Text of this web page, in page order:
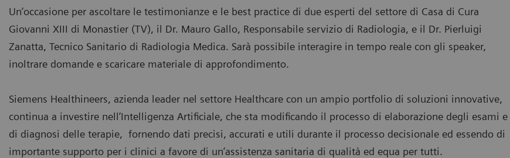
Un’occasione per ascoltare le testimonianze e le best practice di due esperti del settore di Casa di Cura
Giovanni XIII di Monastier (TV), il Dr. Mauro Gallo, Responsabile servizio di Radiologia, e il Dr. Pierluigi
Zanatta, Tecnico Sanitario di Radiologia Medica. Sarà possibile interagire in tempo reale con gli speaker,
inoltrare domande e scaricare materiale di approfondimento.
Siemens Healthineers, azienda leader nel settore Healthcare con un ampio portfolio di soluzioni innovative,
continua a investire nell’Intelligenza Artificiale, che sta modificando il processo di elaborazione degli esami e
di diagnosi delle terapie, fornendo dati precisi, accurati e utili durante il processo decisionale ed essendo di
importante supporto per i clinici a favore di un’assistenza sanitaria di qualità ed equa per tutti.